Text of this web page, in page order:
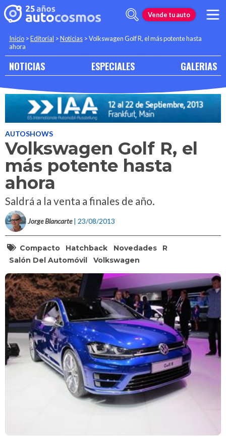
Vende tu auto
Inicio >Editorial >Noticias >Volkswagen Golf R, el más potente hasta
ahora
NOTICIAS ESPECIALES GALERIAS
AUTOSHOWS
Volkswagen Golf R, el
más potente hasta
ahora
Saldrá a la venta a finales de año.
Jorge Blancarte | 23/08/2013
Compacto Hatchback Novedades
R
Salón Del Automóvil
Volkswagen